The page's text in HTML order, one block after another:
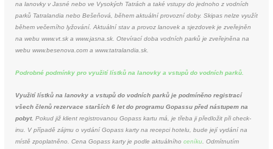
na lanovky v Jasné nebo ve Vysokých Tatrách a také vstupy do jednoho z vodních
parků Tatralandia nebo Bešeňová, během aktuální provozní doby. Skipas nelze využít
během večerního lyžování. Aktuální stav a provoz lanovek a sjezdovek je zveřejněn
na webu www.vt.sk a www.jasna.sk. Otevírací doba vodních parků je zveřejněna na
webu www.besenova.com a www.tatralandia.sk.
Podrobné podmínky pro využití lístků na lanovky a vstupů do vodních parků.
Využití lístků na lanovky a vstupů do vodních parků je podmíněno registrací
všech členů rezervace starších 6 let do programu Gopassu před nástupem na
pobyt. Pokud již klient registrovanou Gopass kartu má, je třeba ji předložit při check-
inu. V případě zájmu o vydání Gopass karty na recepci hotelu, bude její vydání na
místě zpoplatněno. Cena Gopass karty je podle aktuálního ceníku . Odmítnutím